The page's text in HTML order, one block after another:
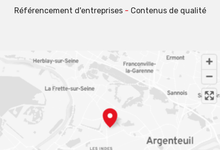
Référencement d'entreprises- Contenus de qualité